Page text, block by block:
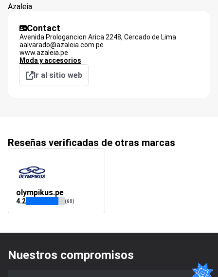
Azaleia
Contact
Avenida Prologancion Arica 2248, Cercado de Lima
aalvarado@azaleia.com.pe
www.azaleia.pe
Moda y accesorios
Ir al sitio web
Reseñas verificadas de otras marcas
olympikus.pe
4.2 (60)
Nuestros compromisos